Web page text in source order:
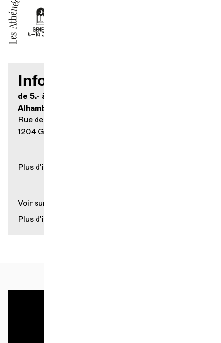
Infos pratiques
de 5.- à 20.-
Alhambra
Rue de la Rôtisserie 10
1204 Genève
Plus d'infos sur
Voir sur la carte
Plus d'infos